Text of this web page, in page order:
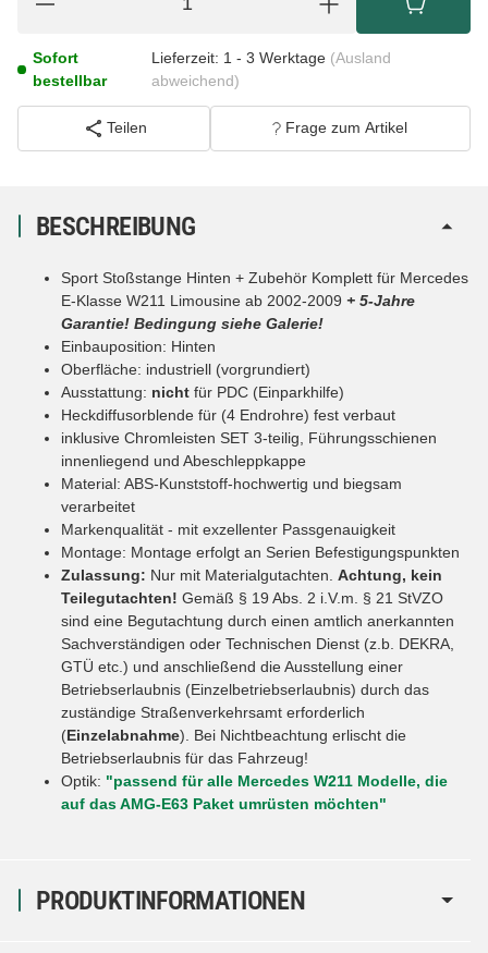
Sofort
bestellbar
Lieferzeit: 1 - 3 Werktage (Ausland
abweichend)
Teilen Frage zum Artikel
PRODUKTINFORMATIONEN
BESCHREIBUNG
Sport Stoßstange Hinten + Zubehör Komplett für Mercedes
E-Klasse W211 Limousine ab 2002-2009 + 5-Jahre
Garantie! Bedingung siehe Galerie!
Einbauposition: Hinten
Oberfläche: industriell (vorgrundiert)
Ausstattung: nicht für PDC (Einparkhilfe)
Heckdiffusorblende für (4 Endrohre) fest verbaut
inklusive Chromleisten SET 3-teilig, Führungsschienen
innenliegend und Abeschleppkappe
Material: ABS-Kunststoff-hochwertig und biegsam
verarbeitet
Markenqualität - mit exzellenter Passgenauigkeit
Montage: Montage erfolgt an Serien Befestigungspunkten
Zulassung: Nur mit Materialgutachten. Achtung, kein
Teilegutachten! Gemäß § 19 Abs. 2 i.V.m. § 21 StVZO
sind eine Begutachtung durch einen amtlich anerkannten
Sachverständigen oder Technischen Dienst (z.b. DEKRA,
GTÜ etc.) und anschließend die Ausstellung einer
Betriebserlaubnis (Einzelbetriebserlaubnis) durch das
zuständige Straßenverkehrsamt erforderlich
(Einzelabnahme). Bei Nichtbeachtung erlischt die
Betriebserlaubnis für das Fahrzeug!
Optik: "passend für alle Mercedes W211 Modelle, die
auf das AMG-E63 Paket umrüsten möchten"